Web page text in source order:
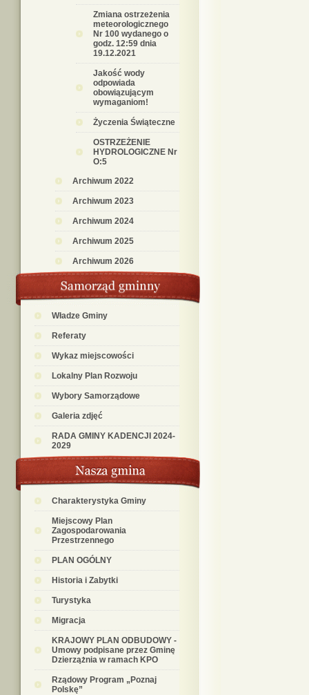
Zmiana ostrzeżenia
meteorologicznego
Nr 100 wydanego o
godz. 12:59 dnia
19.12.2021
Jakość wody
odpowiada
obowiązującym
wymaganiom!
Życzenia Świąteczne
OSTRZEŻENIE
HYDROLOGICZNE Nr
O:5
Archiwum 2022
Archiwum 2023
Archiwum 2024
Archiwum 2025
Archiwum 2026
Władze Gminy
Referaty
Wykaz miejscowości
Lokalny Plan Rozwoju
Wybory Samorządowe
Galeria zdjęć
RADA GMINY KADENCJI 2024-
2029
Charakterystyka Gminy
Miejscowy Plan
Zagospodarowania
Przestrzennego
PLAN OGÓLNY
Historia i Zabytki
Turystyka
Migracja
KRAJOWY PLAN ODBUDOWY -
Umowy podpisane przez Gminę
Dzierzążnia w ramach KPO
Rządowy Program „Poznaj
Polskę”